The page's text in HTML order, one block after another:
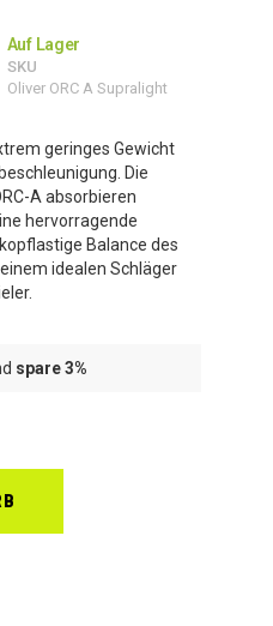
Auf Lager
SKU
Oliver ORC A Supralight
geringes Gewicht
Die
A absorbieren
hervorragende
Balance des
idealen Schläger
spare3%